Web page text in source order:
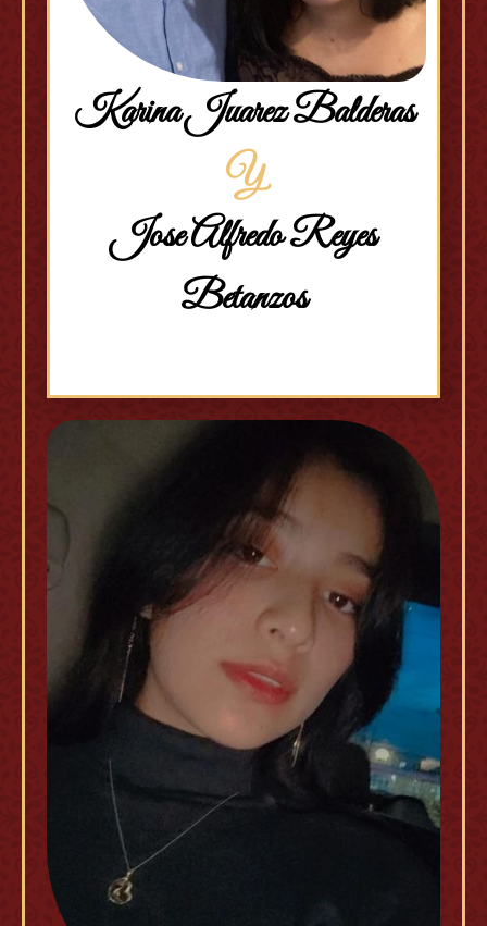
Karina Juarez Balderas
Y
Jose Alfredo Reyes
Betanzos